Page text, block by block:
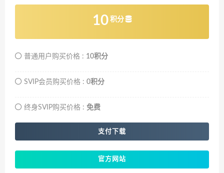
10 积分
普通用户购买价格 : 10积分
SVIP会员购买价格 : 0积分
终身SVIP购买价格 : 免费
支付下载
官方网站